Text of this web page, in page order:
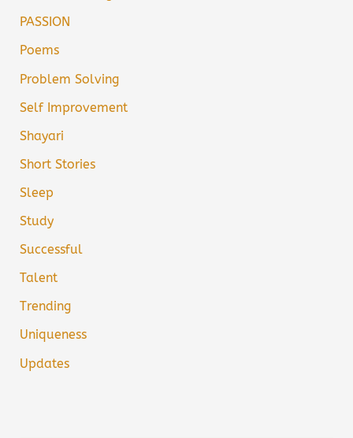
PASSION
Poems
Problem Solving
Self Improvement
Shayari
Short Stories
Sleep
Study
Successful
Talent
Trending
Uniqueness
Updates